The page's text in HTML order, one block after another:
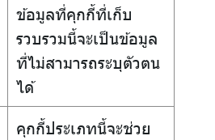
ข้อมูลที่คุกกี้ที่เก็บ
รวบรวมนี้จะเป็นข้อมูล
ที่ไม่สามารถระบุตัวตน
ได้
คุกกี้ประเภทนี้จะช่วย